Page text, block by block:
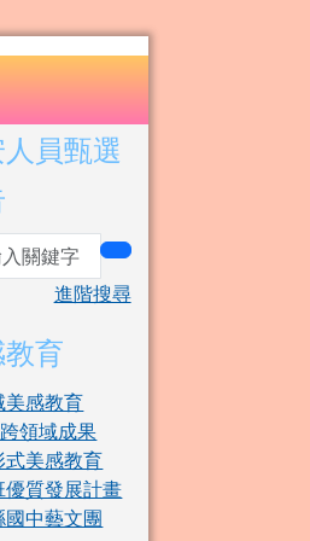
區域內容
員甄選
search
進階搜尋
育
美感教育
領域成果
式美感教育
優質發展計畫
國中藝文團